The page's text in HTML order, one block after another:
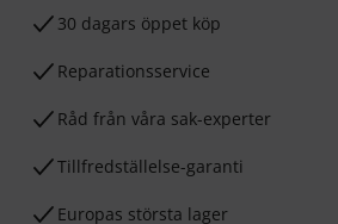
30 dagars öppet köp
Reparationsservice
Råd från våra sak-experter
Tillfredställelse-garanti
Europas största lager